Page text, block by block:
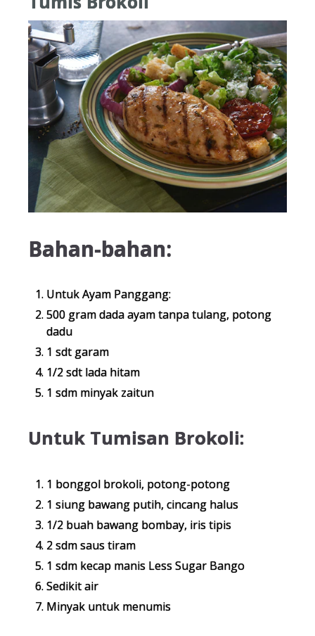
Bahan-bahan:
Untuk Ayam Panggang:
500 gram dada ayam tanpa tulang, potong
dadu
1 sdt garam
1/2 sdt lada hitam
1 sdm minyak zaitun
Untuk Tumisan Brokoli:
1 bonggol brokoli, potong-potong
1 siung bawang putih, cincang halus
1/2 buah bawang bombay, iris tipis
2 sdm saus tiram
1 sdm kecap manis Less Sugar Bango
Sedikit air
Minyak untuk menumis